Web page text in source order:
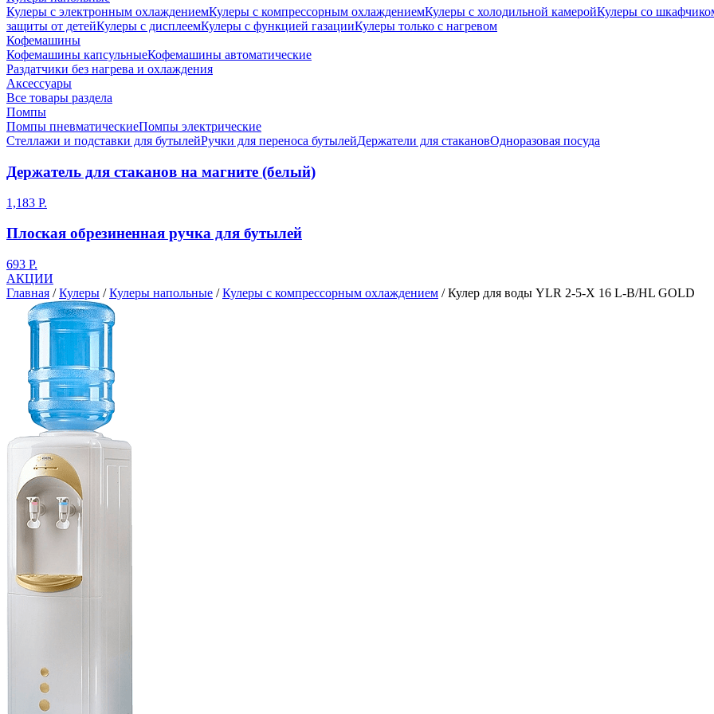
Кулеры с электронным охлаждениемКулеры с компрессорным охлаждениемКулеры с холодильной камеройКулеры со
защиты от детейКулеры с дисплеемКулеры с функцией газацииКулеры только с нагревом
Кофемашины
Кофемашины капсульныеКофемашины автоматические
Раздатчики без нагрева и охлаждения
Аксессуары
Все товары раздела
Помпы
Помпы пневматическиеПомпы электрические
Стеллажи и подставки для бутылейРучки для переноса бутылейДержатели для стакановОдноразовая посуда
Держатель для стаканов на магните (белый)
1,183 Р.
Плоская обрезиненная ручка для бутылей
693 Р.
АКЦИИ
Главная /Кулеры /Кулеры напольные /Кулеры с компрессорным охлаждением /Кулер для воды YLR 2-5-X 16 L-B/HL GOLD